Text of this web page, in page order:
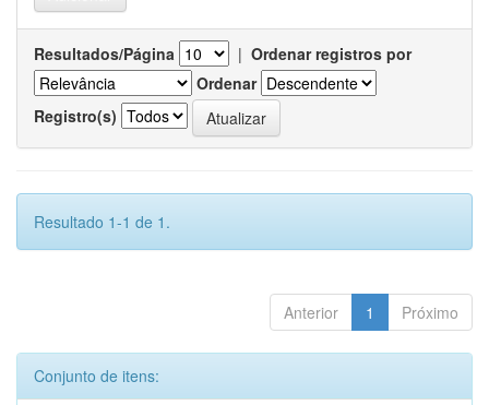
Resultados/Página | Ordenar registros por
Ordenar
Registro(s)
Resultado 1-1 de 1.
Anterior 1 Próximo
Conjunto de itens: